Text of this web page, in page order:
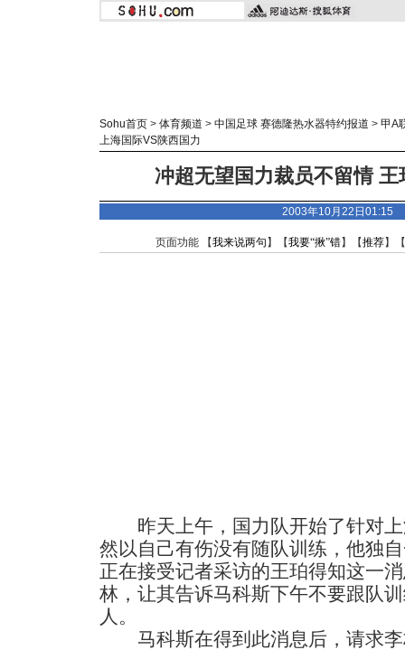
Sohu首页 > 体育频道 > 中国足球 赛德隆热水器特约报道 > 甲A
上海国际VS陕西国力
冲超无望国力裁员不留情
2003年10月22日
页面功能 【我来说两句 】【我要“揪”错】【推荐】
昨天上午，国力队开始了针对上
然以自己有伤没有随队训练，他独
正在接受记者采访的王珀得知这一
林，让其告诉马科斯下午不要跟队
人。
马科斯在得到此消息后，请求李